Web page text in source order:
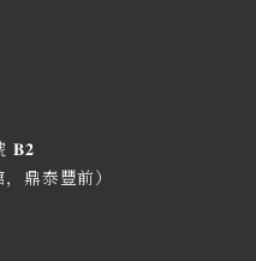
𝐁𝟐
鼎泰豐前）